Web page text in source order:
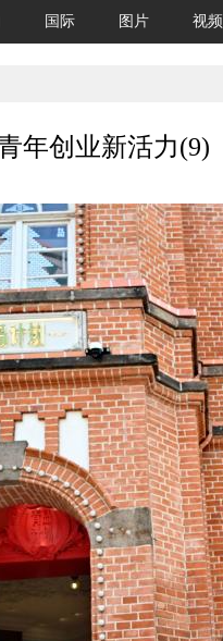
国际 图片 视频
年创业新活力(9)